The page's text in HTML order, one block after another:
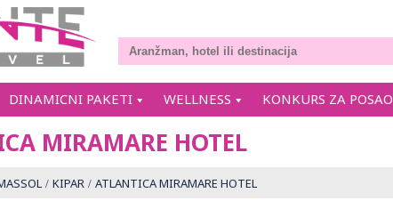
DINAMICNI PAKETI WELLNESS KONKURS ZA POSAO
MIRAMARE HOTEL
KIPAR ATLANTICA MIRAMARE HOTEL